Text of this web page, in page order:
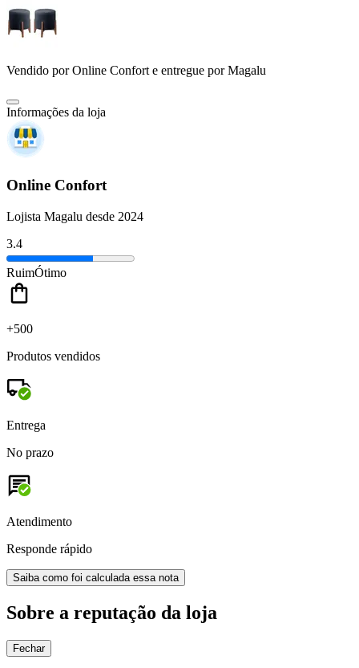
Vendido porOnline Conforte entregue por Magalu
Informações da loja
Online Confort
Lojista Magalu desde 2024
3.4
RuimÓtimo
+500
Produtos vendidos
Entrega
No prazo
Atendimento
Responde rápido
Saiba como foi calculada essa nota
Sobre a reputação da loja
Fechar